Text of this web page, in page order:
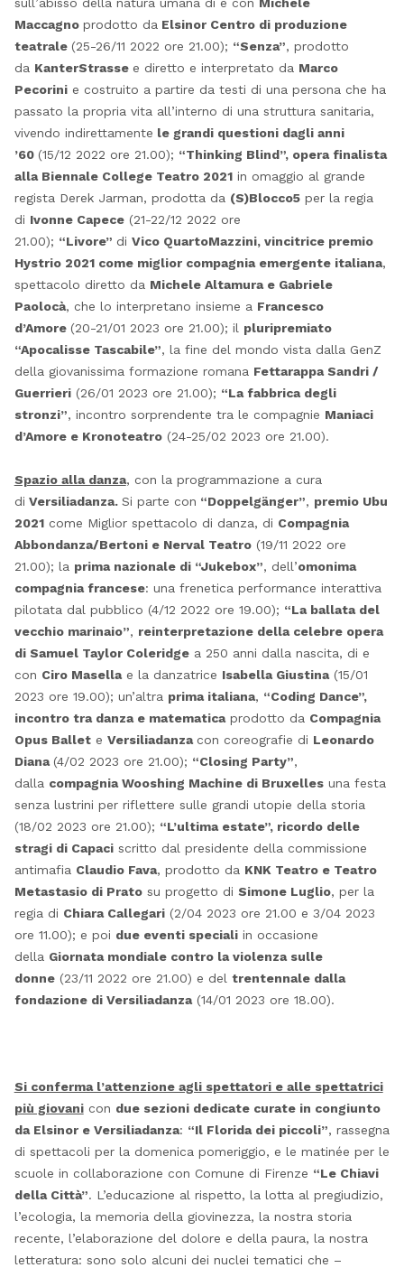
Maccagno prodotto da Elsinor Centro di produzione
teatrale (25-26/11 2022 ore 21.00); “Senza”, prodotto
da KanterStrasse e diretto e interpretato da Marco
Pecorinie costruito a partire da testi di una persona che ha
passato la propria vita all’interno di una struttura sanitaria,
vivendo indirettamente le grandi questioni dagli anni
’60 (15/12 2022 ore 21.00); “Thinking Blind”, opera finalista
alla Biennale College Teatro 2021in omaggio al grande
regista Derek Jarman, prodotta da (S)Blocco5per la regia
di Ivonne Capece(21-22/12 2022 ore
21.00); “Livore” di Vico QuartoMazzini, vincitrice premio
Hystrio 2021 come miglior compagnia emergente italiana,
spettacolo diretto da Michele Altamura e Gabriele
Paolocà, che lo interpretano insieme a Francesco
d’Amore (20-21/01 2023 ore 21.00); il pluripremiato
“Apocalisse Tascabile”, la fine del mondo vista dalla GenZ
della giovanissima formazione romana Fettarappa Sandri /
Guerrieri(26/01 2023 ore 21.00); “La fabbrica degli
stronzi”, incontro sorprendente tra le compagnie Maniaci
d’Amore e Kronoteatro(24-25/02 2023 ore 21.00).
Spazio alla danza, con la programmazione a cura
di Versiliadanza. Si parte con “Doppelgänger”, premio Ubu
2021come Miglior spettacolo di danza, di Compagnia
Abbondanza/Bertoni e Nerval Teatro(19/11 2022 ore
21.00); la prima nazionale di “Jukebox”, dell’omonima
compagnia francese: una frenetica performance interattiva
pilotata dal pubblico (4/12 2022 ore 19.00); “La ballata del
vecchio marinaio”, reinterpretazione della celebre opera
di Samuel Taylor Coleridgea 250 anni dalla nascita, di e
con Ciro Masellae la danzatrice Isabella Giustina(15/01
2023 ore 19.00); un’altra prima italiana, “Coding Dance”,
incontro tra danza e matematicaprodotto da Compagnia
Opus Ballete Versiliadanza con coreografie di Leonardo
Diana (4/02 2023 ore 21.00); “Closing Party”,
dalla compagnia Wooshing Machine di Bruxellesuna festa
senza lustrini per riflettere sulle grandi utopie della storia
(18/02 2023 ore 21.00); “L’ultima estate”, ricordo delle
stragi di Capaciscritto dal presidente della commissione
antimafia Claudio Fava, prodotto da KNK Teatro e Teatro
Metastasio di Pratosu progetto di Simone Luglio, per la
regia di Chiara Callegari(2/04 2023 ore 21.00 e 3/04 2023
ore 11.00); e poi due eventi specialiin occasione
della Giornata mondiale contro la violenza sulle
donne(23/11 2022 ore 21.00) e del trentennale dalla
fondazione di Versiliadanza(14/01 2023 ore 18.00).
Si conferma l’attenzione agli spettatori e alle spettatrici
più giovanicon due sezioni dedicate curate in congiunto
da Elsinor e Versiliadanza: “Il Florida dei piccoli”, rassegna
di spettacoli per la domenica pomeriggio, e le matinée per le
scuole in collaborazione con Comune di Firenze “Le Chiavi
della Città”. L’educazione al rispetto, la lotta al pregiudizio,
l’ecologia, la memoria della giovinezza, la nostra storia
recente, l’elaborazione del dolore e della paura, la nostra
letteratura: sono solo alcuni dei nuclei tematici che –